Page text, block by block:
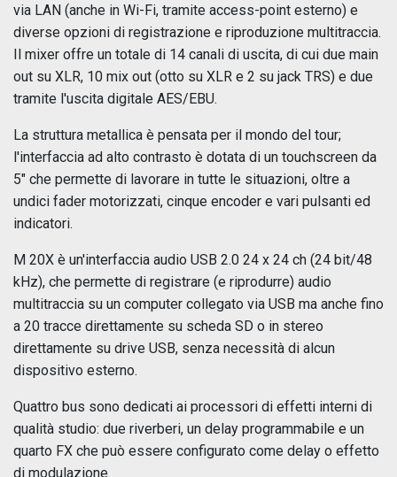
via LAN (anche in Wi-Fi, tramite access-point esterno) e
diverse opzioni di registrazione e riproduzione multitraccia.
Il mixer offre un totale di 14 canali di uscita, di cui due main
out su XLR, 10 mix out (otto su XLR e 2 su jack TRS) e due
tramite l'uscita digitale AES/EBU.
La struttura metallica è pensata per il mondo del tour;
l'interfaccia ad alto contrasto è dotata di un touchscreen da
5" che permette di lavorare in tutte le situazioni, oltre a
undici fader motorizzati, cinque encoder e vari pulsanti ed
indicatori.
M 20X è un'interfaccia audio USB 2.0 24 x 24 ch (24 bit/48
kHz), che permette di registrare (e riprodurre) audio
multitraccia su un computer collegato via USB ma anche fino
a 20 tracce direttamente su scheda SD o in stereo
direttamente su drive USB, senza necessità di alcun
dispositivo esterno.
Quattro bus sono dedicati ai processori di effetti interni di
qualità studio: due riverberi, un delay programmabile e un
quarto FX che può essere configurato come delay o effetto
di modulazione.